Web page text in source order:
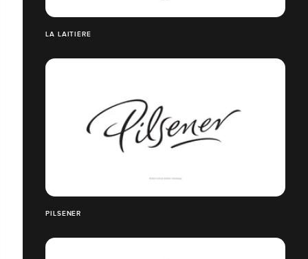
LA LAITIÈRE
PILSENER